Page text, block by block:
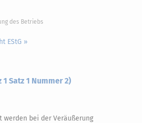
des Betriebs
EStG »
Satz 1 Nummer 2)
werden bei der Veräußerung